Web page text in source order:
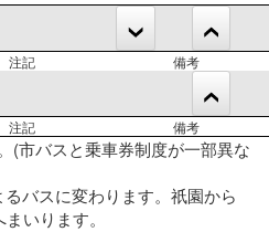
注記 備考
注記 備考
(市バスと乗車券制度が一部異な
バスに変わります。祇園から
いります。